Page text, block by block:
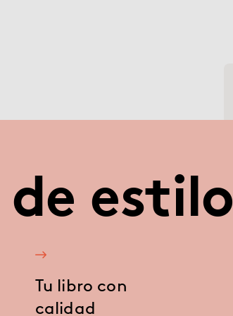
de estilo
Tu libro con
calidad